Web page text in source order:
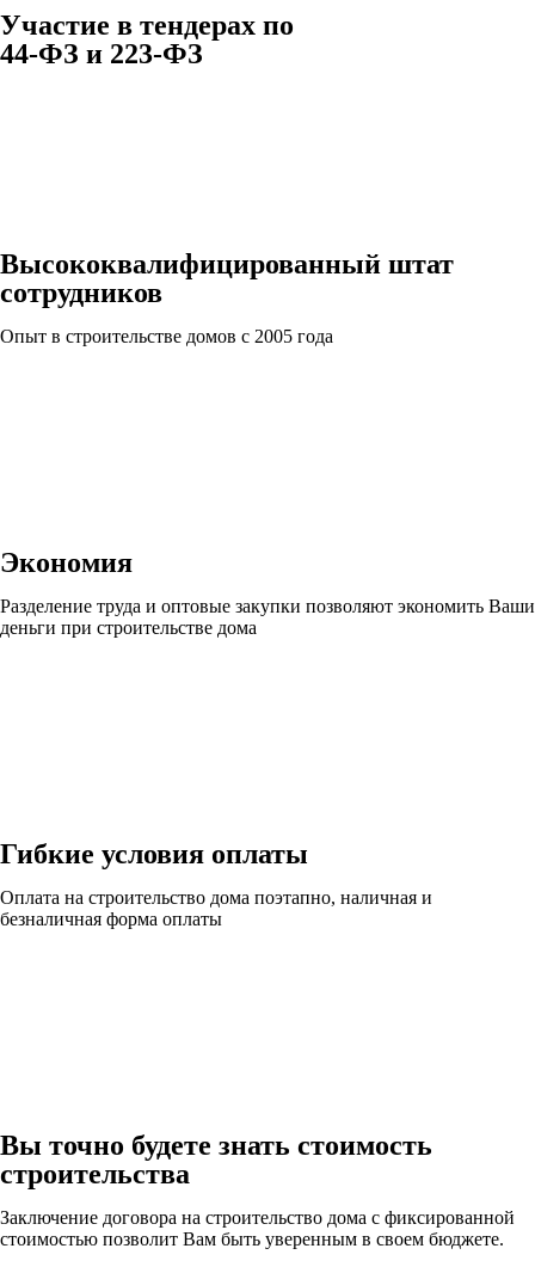
Участие в тендерах по
44-ФЗ и 223-ФЗ
Высококвалифицированный штат
сотрудников
Опыт в строительстве домов с 2005 года
Экономия
Разделение труда и оптовые закупки позволяют экономить Ваши
деньги при строительстве дома
Гибкие условия оплаты
Оплата на строительство дома поэтапно, наличная и
безналичная форма оплаты
Вы точно будете знать стоимость
строительства
Заключение договора на строительство дома с фиксированной
стоимостью позволит Вам быть уверенным в своем бюджете.